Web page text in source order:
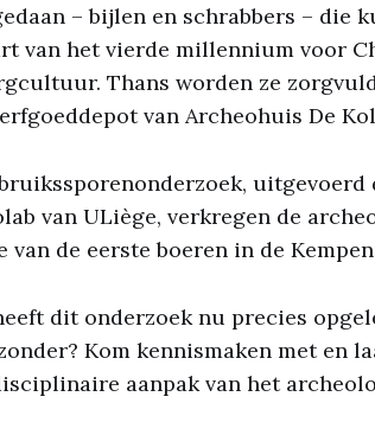
– bijlen en schrabbers – die
van het vierde millennium voor
Thans worden ze
van Archeohuis De
uitgevoerd
van ULiège, verkregen de
van de eerste boeren in de
dit onderzoek nu precies
Kom kennismaken met en
aanpak van het